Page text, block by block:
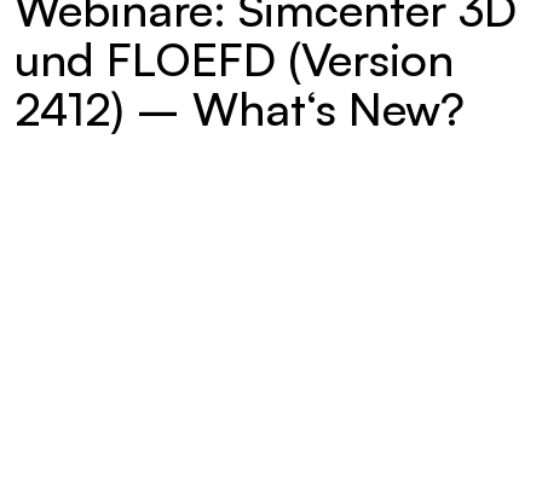
und FLOEFD (Version
2412) – What‘s New?